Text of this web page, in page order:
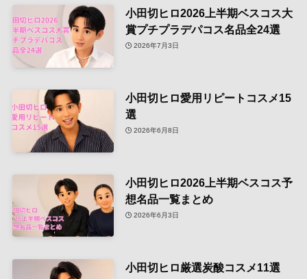
小田切ヒロ2026上半期ベスコス大
賞プチプラデパコス名品全24選
2026年7月3日
小田切ヒロ愛用リピートコスメ15
選
2026年6月8日
小田切ヒロ2026上半期ベスコス予
想名品一覧まとめ
2026年6月3日
小田切ヒロ厳選炭酸コスメ11選